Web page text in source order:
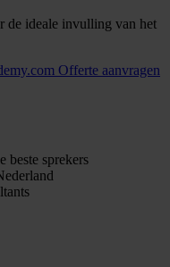
de ideale invulling van het
Offerte aanvragen
beste sprekers